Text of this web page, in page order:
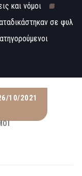
και νόμοι
σε φυλ
10/2021